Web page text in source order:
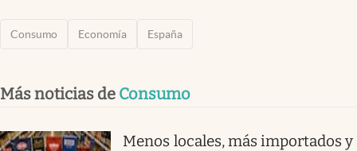
Consumo Economía España
Más noticias de Consumo
Menos locales, más importados y